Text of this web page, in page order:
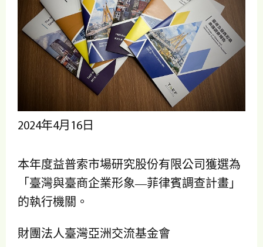
2024年4月16日
本年度益普索市場研究股份有限公司獲選為
「臺灣與臺商企業形象—菲律賓調查計畫」
的執行機關。
財團法人臺灣亞洲交流基金會